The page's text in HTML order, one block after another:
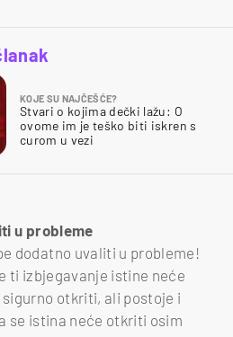
KOJE SU NAJČEŠĆE?
Stvari o kojima dečki lažu: O
ovome im je teško biti iskren s
curom u vezi
u probleme
dodatno uvaliti u probleme!
ti izbjegavanje istine neće
otkriti, ali postoje i
se istina neće otkriti osim